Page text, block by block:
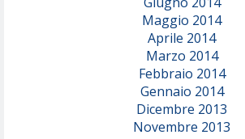
Maggio 2014
Aprile 2014
Marzo 2014
Febbraio 2014
Gennaio 2014
Dicembre 2013
Novembre 2013